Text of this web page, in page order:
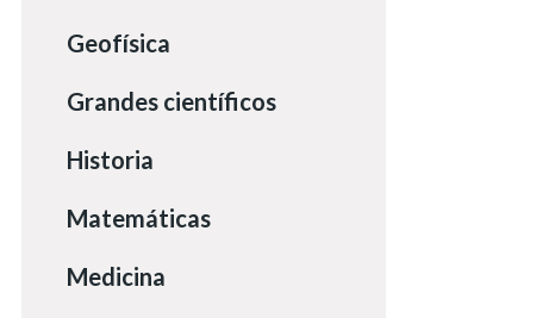
Geofísica
Grandes científicos
Historia
Matemáticas
Medicina